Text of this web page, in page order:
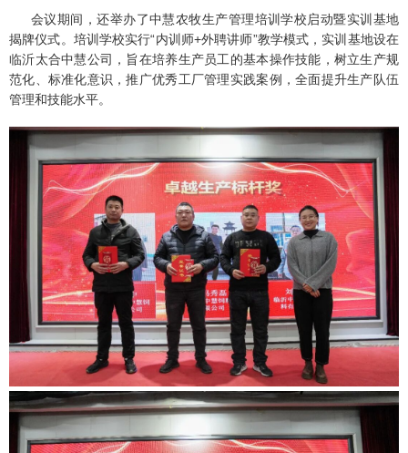
会议期间，还举办了中慧农牧生产管理培训学校启动暨实训基地
揭牌仪式。培训学校实行“内训师+外聘讲师”教学模式，实训基地设在
临沂太合中慧公司，旨在培养生产员工的基本操作技能，树立生产规
范化、标准化意识，推广优秀工厂管理实践案例，全面提升生产队伍
管理和技能水平。